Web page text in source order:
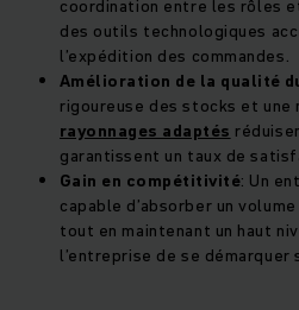
coordination entre les rôles
des outils technologiques
l’expédition des commandes.
Amélioration de la qualité
rigoureuse des stocks et
rayonnages adaptés
garantissent un taux de
Gain en compétitivité: Un
capable d’absorber un
tout en maintenant un haut
l’entreprise de se démarquer